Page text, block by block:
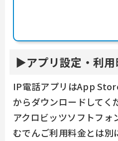
アプリ設定・利
IP電話アプリはApp
からダウンロードしてく
アクロビッツソフトフォ
むでんご利用料金とは別